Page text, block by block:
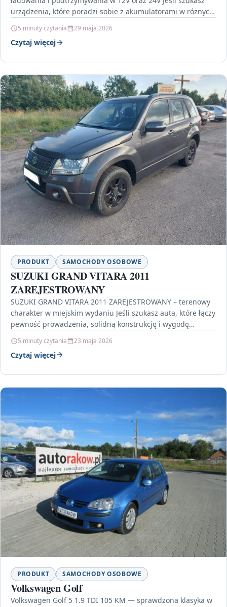
urządzenia, które poradzi sobie z akumulatorami w różnych
5 minuty czytania 29 maja 2026
Czytaj więcej
PRODUKT SAMOCHODY OSOBOWE
SUZUKI GRAND VITARA 2011
ZAREJESTROWANY
SUZUKI GRAND VITARA 2011 ZAREJESTROWANY – terenowy
charakter w miejskim wydaniu Jeśli szukasz auta, które łączy
pewność prowadzenia, solidną konstrukcję i wygodę
5 minuty czytania 23 maja 2026
Czytaj więcej
PRODUKT SAMOCHODY OSOBOWE
Volkswagen Golf
Volkswagen Golf 5 1.9 TDI 105 KM — sprawdzona klasyka w